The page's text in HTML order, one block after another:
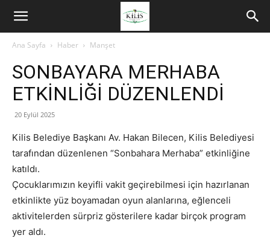
Ana Sayfa Haber Manşet
SONBAYARA MERHABA
ETKİNLİĞİ DÜZENLENDİ
20 Eylül 2025
Kilis Belediye Başkanı Av. Hakan Bilecen, Kilis Belediyesi
tarafından düzenlenen “Sonbahara Merhaba” etkinliğine
katıldı.
Çocuklarımızın keyifli vakit geçirebilmesi için hazırlanan
etkinlikte yüz boyamadan oyun alanlarına, eğlenceli
aktivitelerden sürpriz gösterilere kadar birçok program
yer aldı.